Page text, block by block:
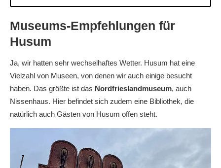
Museums-Empfehlungen für
Husum
Ja, wir hatten sehr wechselhaftes Wetter. Husum hat eine
Vielzahl von Museen, von denen wir auch einige besucht
haben. Das größte ist das Nordfrieslandmuseum, auch
Nissenhaus. Hier befindet sich zudem eine Bibliothek, die
natürlich auch Gästen von Husum offen steht.